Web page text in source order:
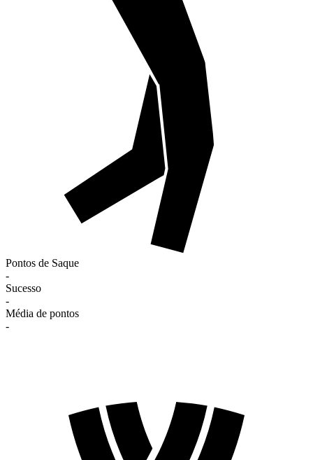
Pontos de Saque
-
Sucesso
-
Média de pontos
-